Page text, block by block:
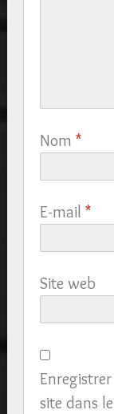
Nom *
E-mail *
Site web
site dans